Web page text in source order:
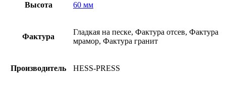
Высота 60 мм
Фактура
Гладкая на песке, Фактура отсев, Фактура
мрамор, Фактура гранит
Производитель HESS-PRESS